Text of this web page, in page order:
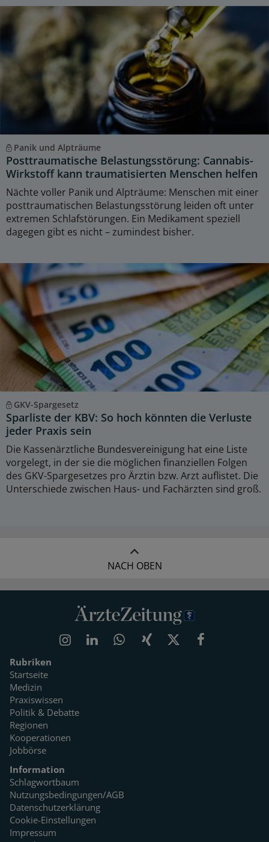
Panik und Alpträume
Posttraumatische Belastungsstörung: Cannabis-
Wirkstoff kann traumatisierten Menschen helfen
Nächte voller Panik und Alpträume: Menschen mit einer
posttraumatischen Belastungsstörung leiden oft unter
extremen Schlafstörungen. Ein Medikament speziell
dagegen gibt es nicht – zumindest bisher.
GKV-Spargesetz
Sparliste der KBV: So hoch könnten die Verluste
jeder Praxis sein
Die Kassenärztliche Bundesvereinigung hat eine Liste
vorgelegt, in der sie die möglichen finanziellen Folgen
des GKV-Spargesetzes pro Ärztin bzw. Arzt auflistet. Die
Unterschiede zwischen Haus- und Fachärzten sind groß.
NACH OBEN
Rubriken
Startseite
Medizin
Praxiswissen
Politik & Debatte
Regionen
Kooperationen
Jobbörse
Information
Schlagwortbaum
Nutzungsbedingungen/AGB
Datenschutzerklärung
Cookie-Einstellungen
Impressum